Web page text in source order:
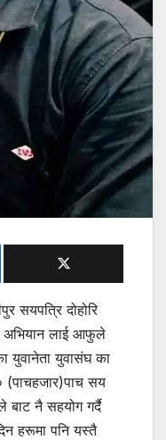
सयपत्रि दोहोरि
अभियान लाई आफुले
युवानेता युवासंघ का
(पाचहजार)पाच सय
बाट नै सहयोग गर्दै
हरूमा पनि यस्तै